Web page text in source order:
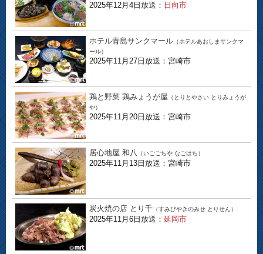
2025年12月4日放送： 日向市
ホテル青島サンクマール （ホテルあおしまサンクマ
ール）
2025年11月27日放送：宮崎市
鶏と野菜 鶏みょうが屋 （とりとやさい とりみょうが
や）
2025年11月20日放送：宮崎市
居心地屋 和八 （いごごちや なごはち）
2025年11月13日放送：宮崎市
炭火焼の店 とり千 （すみびやきのみせ とりせん）
2025年11月6日放送： 延岡市